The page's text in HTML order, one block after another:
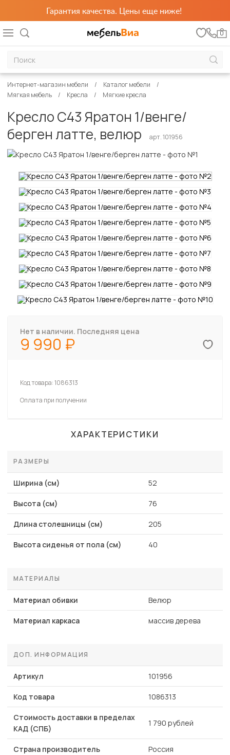
Гарантия качества. Цены еще ниже!
0
Интернет-магазин мебели
Каталог мебели
Мягкая мебель
Кресла Мягкие кресла
Кресло С43 Яратон 1/венге/
берген латте, велюр
арт. 101956
Нет в наличии. Последняя цена
9 990
Код товара:1086313
Оплата при получении
ХАРАКТЕРИСТИКИ
РАЗМЕРЫ
Ширина (см) 52
Высота (см) 76
Длина столешницы (см) 205
Высота сиденья от пола (см) 40
МАТЕРИАЛЫ
Материал обивки Велюр
Материал каркаса массив дерева
ДОП. ИНФОРМАЦИЯ
Артикул 101956
Код товара 1086313
Стоимость доставки в пределах
КАД (СПБ)
1 790 рублей
Страна производитель Россия